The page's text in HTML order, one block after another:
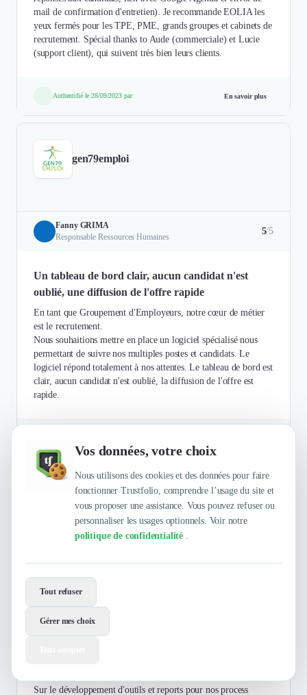
Vos données, votre choix
Nous utilisons des cookies et des données pour faire
fonctionner Trustfolio, comprendre l’usage du site et
vous proposer une assistance. Vous pouvez refuser ou
personnaliser les usages optionnels. Voir notre
politique de confidentialité .
Tout refuser
Gérer mes choix
mail de confirmation d'entretien). Je recommande EOLIA les
yeux fermés pour les TPE, PME, grands groupes et cabinets de
recrutement. Spécial thanks to Aude (commerciale) et Lucie
(support client), qui suivent très bien leurs clients.
Authentifié le 28/09/2023 par En savoir plus
gen79emploi
Fanny GRIMA
Responsable Ressources Humaines
5/5
Un tableau de bord clair, aucun candidat n'est
oublié, une diffusion de l'offre rapide
En tant que Groupement d'Employeurs, notre cœur de métier
est le recrutement.
Nous souhaitions mettre en place un logiciel spécialisé nous
permettant de suivre nos multiples postes et candidats. Le
logiciel répond totalement à nos attentes. Le tableau de bord est
clair, aucun candidat n'est oublié, la diffusion de l'offre est
rapide.
Production Industrielle
Technische groothandel. Specialist in verbruiksmaterialen,
gereedschappen en chemie!
Caroline DEWITTE-CHAUVEAU
Sur le développement d'outils et reports pour nos process